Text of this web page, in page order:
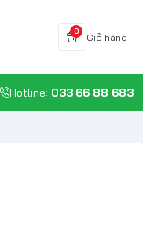
0
Giỏ hàng
Hotline: 033 66 88 683